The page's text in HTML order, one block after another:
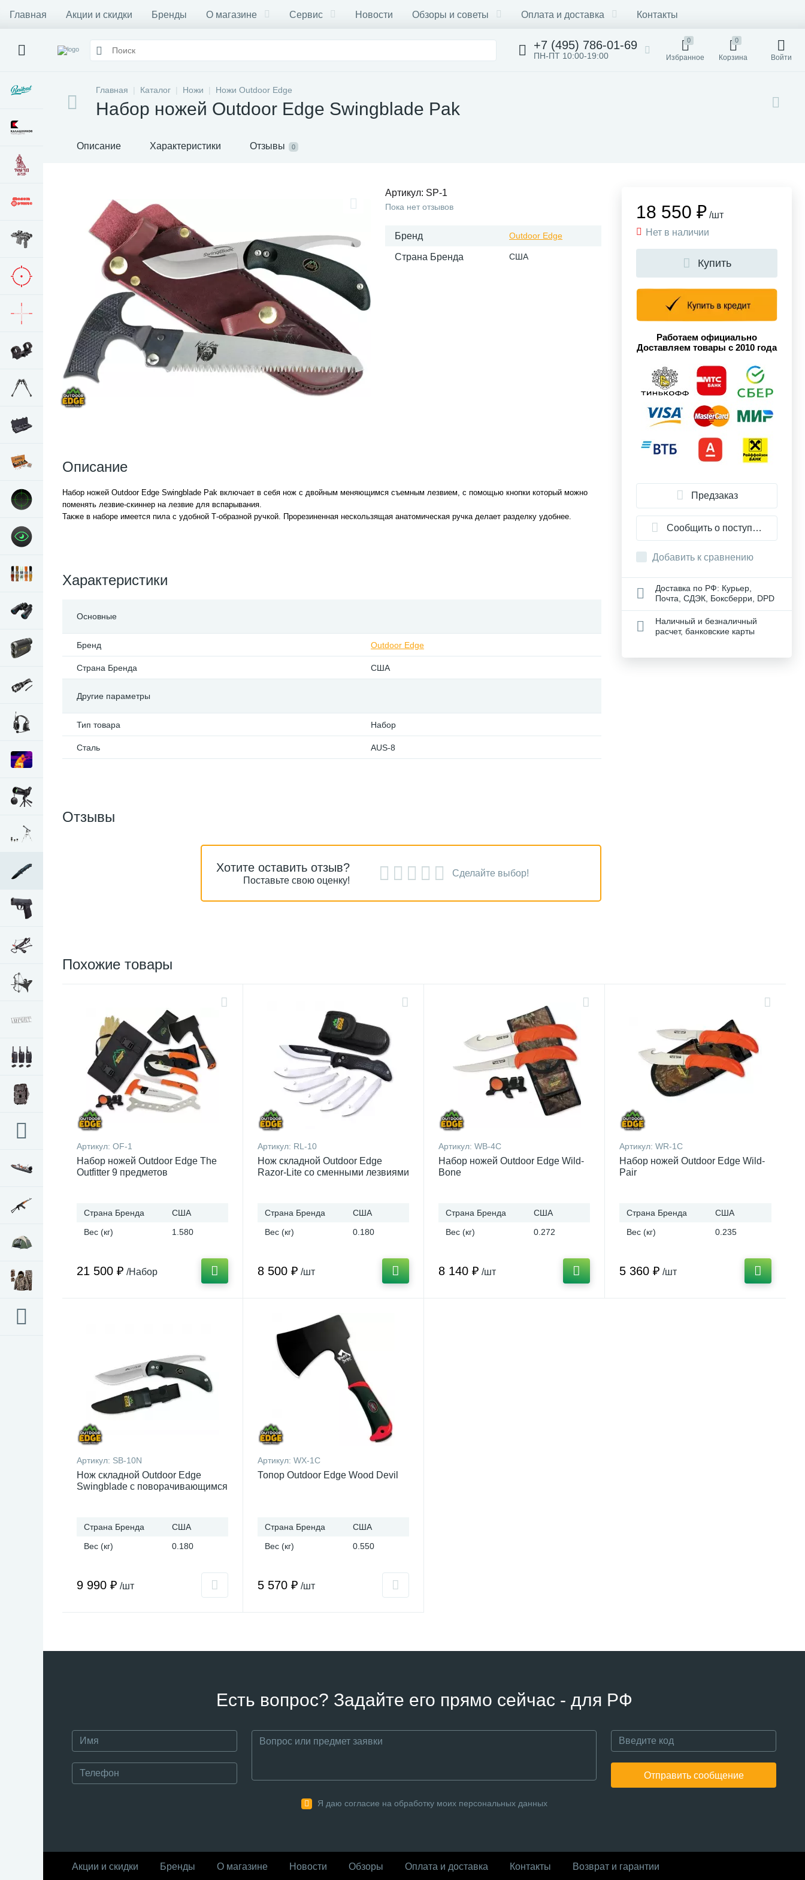
Главная Акции и скидки Бренды О магазине Сервис Новости Обзоры и советы Оплата и доставка Контакты
+7 (495) 786-01-69
ПН-ПТ 10:00-19:00
0
Избранное
0
Корзина Войти
Главная Каталог Ножи Ножи Outdoor Edge
Набор ножей Outdoor Edge Swingblade Pak
Описание Характеристики Отзывы 0
Артикул: SP-1
Пока нет отзывов
Бренд Outdoor Edge
Страна Бренда США
Описание
Набор ножей Outdoor Edge Swingblade Pak включает в себя нож с двойным меняющимся съемным лезвием, с помощью кнопки который можно
поменять лезвие-скиннер на лезвие для вспарывания.
Также в наборе имеется пила с удобной Т-образной ручкой. Прорезиненная нескользящая анатомическая ручка делает разделку удобнее.
Характеристики
Основные
Бренд Outdoor Edge
Страна Бренда США
Другие параметры
Тип товара Набор
Сталь AUS-8
18 550 ₽ /шт
Нет в наличии
Купить
Работаем официально
Доставляем товары с 2010 года
Предзаказ
Сообщить о поступлении
Добавить к сравнению
Доставка по РФ: Курьер,
Почта, СДЭК, Боксберри, DPD
Наличный и безналичный
расчет, банковские карты
Отзывы
Хотите оставить отзыв?
Поставьте свою оценку!
Сделайте выбор!
Похожие товары
Артикул: OF-1
Набор ножей Outdoor Edge The
Outfitter 9 предметов
Страна Бренда
США
Вес (кг)
1.580
21 500 ₽ /Набор
Артикул: RL-10
Нож складной Outdoor Edge
Razor-Lite со сменными лезвиями
Страна Бренда
США
Вес (кг)
0.180
8 500 ₽ /шт
Артикул: WB-4C
Набор ножей Outdoor Edge Wild-
Bone
Страна Бренда
США
Вес (кг)
0.272
8 140 ₽ /шт
Артикул: WR-1C
Набор ножей Outdoor Edge Wild-
Pair
Страна Бренда
США
Вес (кг)
0.235
5 360 ₽ /шт
Артикул: SB-10N
Нож складной Outdoor Edge
Swingblade с поворачивающимся
Страна Бренда
США
Вес (кг)
0.180
9 990 ₽ /шт
Артикул: WX-1C
Топор Outdoor Edge Wood Devil
Страна Бренда
США
Вес (кг)
0.550
5 570 ₽ /шт
Есть вопрос? Задайте его прямо сейчас - для РФ
Отправить сообщение
Я даю согласие на обработку моих персональных данных
Акции и скидки Бренды О магазине Новости Обзоры Оплата и доставка Контакты Возврат и гарантии